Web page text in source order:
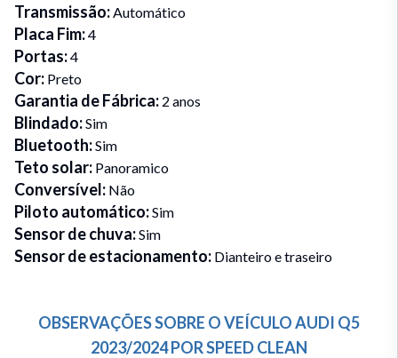
Transmissão:Automático
Placa Fim:4
Portas:4
Cor: Preto
Garantia de Fábrica: 2 anos
Blindado:Sim
Bluetooth:Sim
Teto solar: Panoramico
Conversível: Não
Piloto automático:Sim
Sensor de chuva:Sim
Sensor de estacionamento: Dianteiro e traseiro
OBSERVAÇÕES SOBRE O VEÍCULOAUDI Q5
2023/2024PORSPEED CLEAN